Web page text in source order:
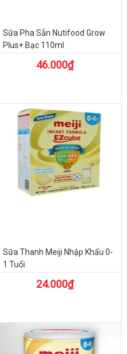
Sữa Pha Sẵn Nutifood Grow
Plus+ Bạc 110ml
46.000₫
Sữa Thanh Meiji Nhập Khẩu 0-
1 Tuổi
24.000₫